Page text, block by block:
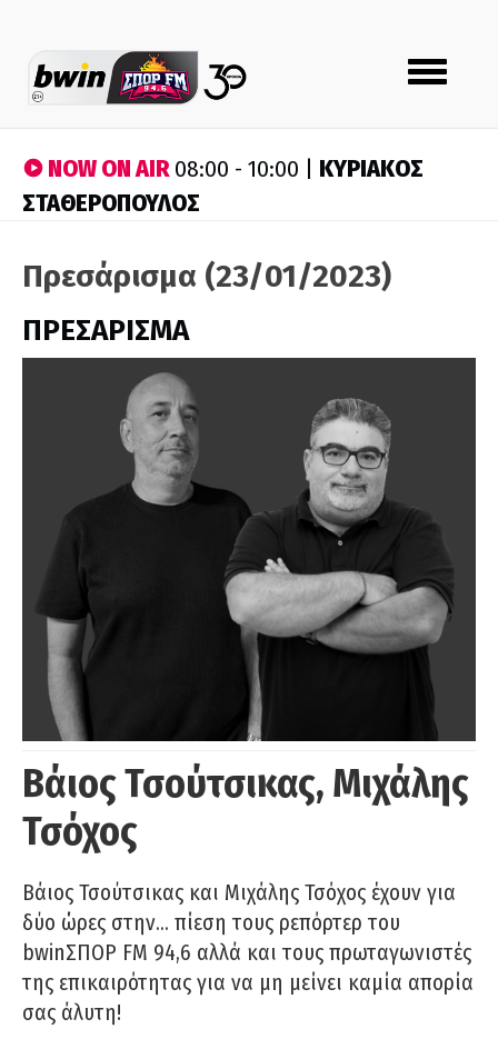
Toggle
navigation
NOW ON AIR08:00 - 10:00 | ΚΥΡΙΑΚΟΣ
ΣΤΑΘΕΡΟΠΟΥΛΟΣ
Πρεσάρισμα (23/01/2023)
ΠΡΕΣΑΡΙΣΜΑ
Βάιος Τσούτσικας, Μιχάλης
Τσόχος
Βάιος Τσούτσικας και Μιχάλης Τσόχος έχουν για
δύο ώρες στην… πίεση τους ρεπόρτερ του
bwinΣΠΟΡ FM 94,6 αλλά και τους πρωταγωνιστές
της επικαιρότητας για να μη μείνει καμία απορία
σας άλυτη!